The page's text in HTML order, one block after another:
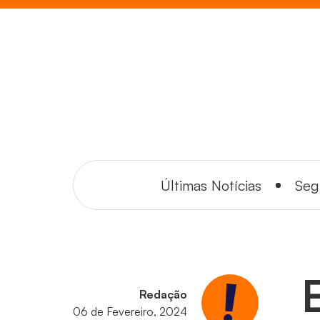
Últimas Notícias
Redação
06 de Fevereiro, 2024